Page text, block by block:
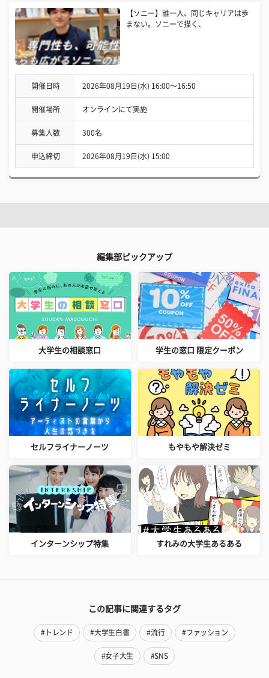
【ソニー】誰一人、同じキャリアは歩
まない。ソニーで描く、
開催日時 2026年08月19日(水) 16:00〜16:50
開催場所 オンラインにて実施
募集人数 300名
申込締切 2026年08月19日(水) 15:00
編集部ピックアップ
大学生の相談窓口 学生の窓口 限定クーポン
セルフライナーノーツ もやもや解決ゼミ
インターンシップ特集 すれみの大学生あるある
この記事に関連するタグ
#トレンド #大学生白書 #流行 #ファッション
#女子大生 #SNS